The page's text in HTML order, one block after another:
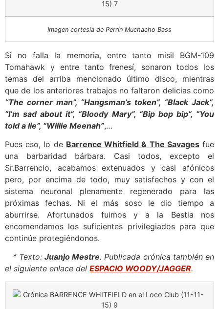
Imagen cortesía de Perrín Muchacho Bass
Si no falla la memoria, entre tanto misil BGM-109
Tomahawk y entre tanto frenesí, sonaron todos los
temas del arriba mencionado último disco, mientras
que de los anteriores trabajos no faltaron delicias como
“The corner man”, “Hangsman’s token”, “Black Jack”,
“I’m sad about it”, “Bloody Mary”, “Bip bop bip”, “You
told a lie”, “Willie Meenah”,…
Pues eso, lo de Barrence Whitfield & The Savagesfue
una barbaridad bárbara. Casi todos, excepto el
Sr.Barrencio, acabamos extenuados y casi afónicos
pero, por encima de todo, muy satisfechos y con el
sistema neuronal plenamente regenerado para las
próximas fechas. Ni el más soso le dio tiempo a
aburrirse. Afortunados fuimos y a la Bestia nos
encomendamos los suficientes privilegiados para que
continúe protegiéndonos.
* Texto: Juanjo Mestre. Publicada crónica también en
el siguiente enlace del ESPACIO WOODY/JAGGER.